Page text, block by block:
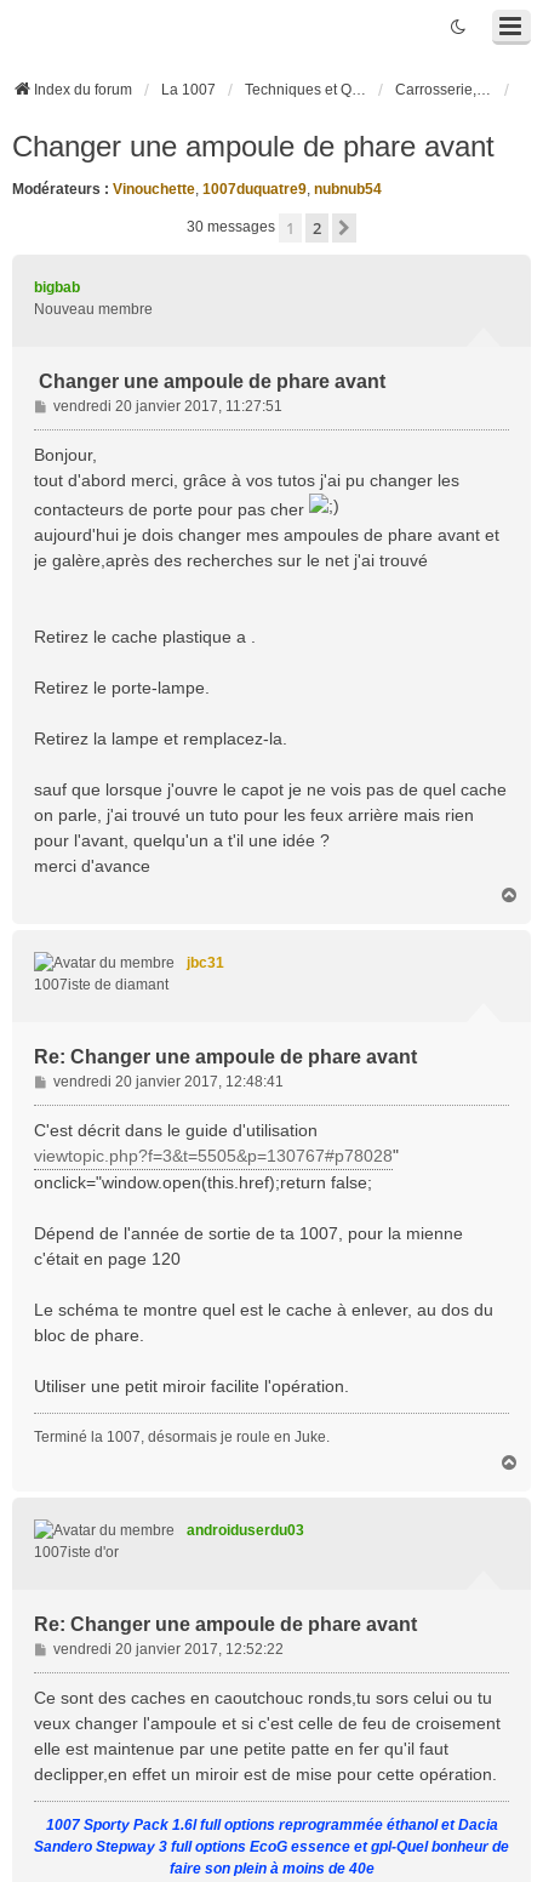
Index du forum La 1007 Techniques et Questions Carrosserie, électronique véhicule et habitacle
Changer une ampoule de phare avant
Modérateurs : Vinouchette, 1007duquatre9, nubnub54
30 messages 1 2
bigbab
Nouveau membre
Changer une ampoule de phare avant
M
e
s
g
e
vendredi 20 janvier 2017, 11:27:51
Bonjour,
tout d'abord merci, grâce à vos tutos j'ai pu changer les
contacteurs de porte pour pas cher
aujourd'hui je dois changer mes ampoules de phare avant et
je galère,après des recherches sur le net j'ai trouvé
Retirez le cache plastique a .
Retirez le porte-lampe.
Retirez la lampe et remplacez-la.
sauf que lorsque j'ouvre le capot je ne vois pas de quel cache
on parle, j'ai trouvé un tuto pour les feux arrière mais rien
pour l'avant, quelqu'un a t'il une idée ?
merci d'avance
jbc31
1007iste de diamant
Re: Changer une ampoule de phare avant
M
e
s
a
g
vendredi 20 janvier 2017, 12:48:41
C'est décrit dans le guide d'utilisation
viewtopic.php?f=3&t=5505&p=130767#p78028"
onclick="window.open(this.href);return false;
Dépend de l'année de sortie de ta 1007, pour la mienne
c'était en page 120
Le schéma te montre quel est le cache à enlever, au dos du
bloc de phare.
Utiliser une petit miroir facilite l'opération.
Terminé la 1007, désormais je roule en Juke.
androiduserdu03
1007iste d'or
Re: Changer une ampoule de phare avant
M
e
s
g
e
vendredi 20 janvier 2017, 12:52:22
Ce sont des caches en caoutchouc ronds,tu sors celui ou tu
veux changer l'ampoule et si c'est celle de feu de croisement
elle est maintenue par une petite patte en fer qu'il faut
declipper,en effet un miroir est de mise pour cette opération.
1007 Sporty Pack 1.6l full options reprogrammée éthanol et Dacia
Sandero Stepway 3 full options EcoG essence et gpl-Quel bonheur de
faire son plein à moins de 40e